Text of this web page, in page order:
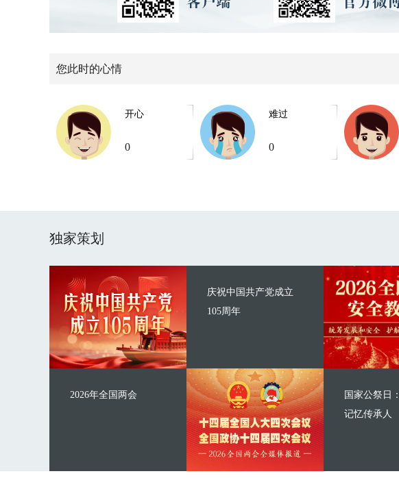
您此时的心情
开心
0
难过
0
独家策划
庆祝中国共产党成立
105周年
2026年全国两会
国家公祭日
记忆传承人